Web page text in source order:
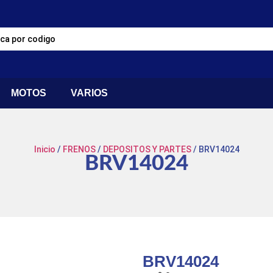
MOTOS VARIOS
Inicio / FRENOS/ DEPOSITOS Y PARTES/ BRV14024
BRV14024
BRV14024